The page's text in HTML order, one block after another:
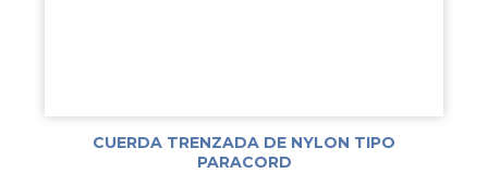
CUERDA TRENZADA DE NYLON TIPO
PARACORD